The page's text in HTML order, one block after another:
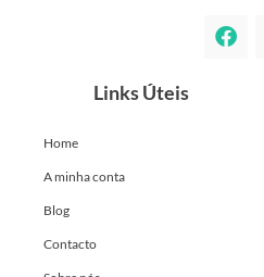
Links Úteis
Home
A minha conta
Blog
Contacto